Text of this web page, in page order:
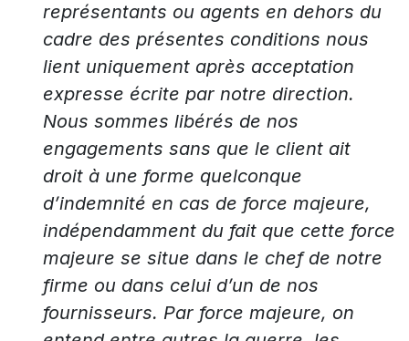
représentants ou agents en dehors du
cadre des présentes conditions nous
lient uniquement après acceptation
expresse écrite par notre direction.
Nous sommes libérés de nos
engagements sans que le client ait
droit à une forme quelconque
d’indemnité en cas de force majeure,
indépendamment du fait que cette force
majeure se situe dans le chef de notre
firme ou dans celui d’un de nos
fournisseurs. Par force majeure, on